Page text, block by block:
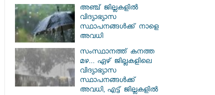
അഞ്ച് ജില്ലകളില്‍
വിദ്യാഭ്യാസ
സ്ഥാപനങ്ങള്‍ക്ക് നാളെ
അവധി
സംസ്ഥാനത്ത് കനത്ത
മഴ... ഏഴ് ജില്ലകളിലെ
വിദ്യാഭ്യാസ
സ്ഥാപനങ്ങൾക്ക്
അവധി, എട്ട് ജില്ലകളിൽ